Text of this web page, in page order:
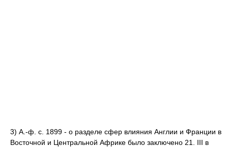
3) А.-ф. с. 1899 - о разделе сфер влияния Англии и Франции в
Восточной и Центральной Африке было заключено 21. III в